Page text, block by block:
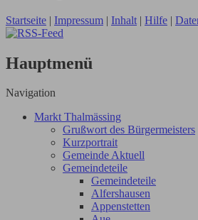
Startseite | Impressum | Inhalt | Hilfe |
Hauptmenü
Navigation
Markt Thalmässing
Grußwort des Bürgermeisters
Kurzportrait
Gemeinde Aktuell
Gemeindeteile
Gemeindeteile
Alfershausen
Appenstetten